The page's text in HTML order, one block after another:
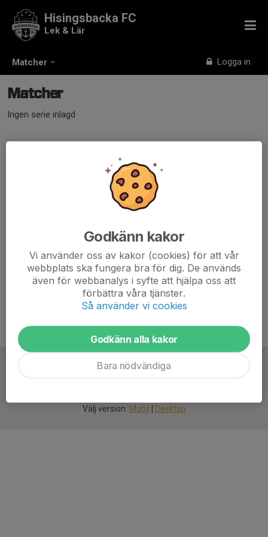
Matcher Logga in
Hisingsbacka FC
Lek & Lär
Matcher
Ingen serie inlagd
Välj version: Mobil Desktop
Godkänn kakor
Vi använder oss av kakor (cookies) för att vår
webbplats ska fungera bra för dig. De används
även för webbanalys i syfte att hjälpa oss att
förbättra våra tjänster.
Så använder vi cookies
Godkänn alla kakor
Bara nödvändiga